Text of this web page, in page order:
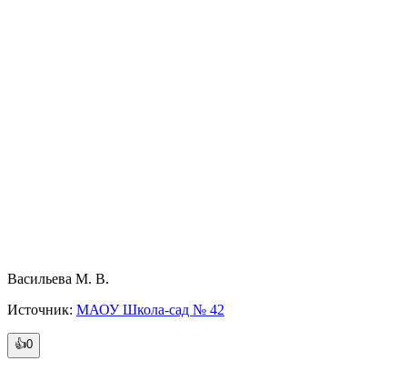
Васильева М. В.
Источник: МАОУ Школа-сад № 42
👍0